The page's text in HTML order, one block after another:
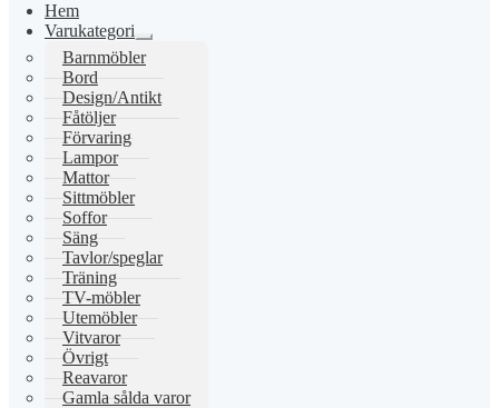
Hem
Varukategori
Expandera
undermeny
Barnmöbler
Bord
Design/Antikt
Fåtöljer
Förvaring
Lampor
Mattor
Sittmöbler
Soffor
Säng
Tavlor/speglar
Träning
TV-möbler
Utemöbler
Vitvaror
Övrigt
Reavaror
Gamla sålda varor